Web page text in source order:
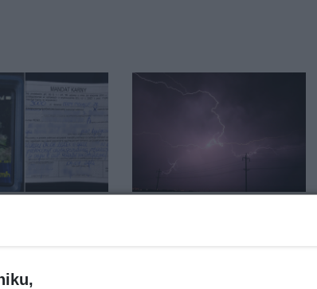
go 3 tys. zł.